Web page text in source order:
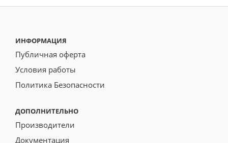
ИНФОРМАЦИЯ
Публичная оферта
Условия работы
Политика Безопасности
ДОПОЛНИТЕЛЬНО
Производители
Документация